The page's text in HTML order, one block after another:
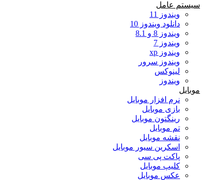
سیستم عامل
ویندوز 11
دانلود ویندوز 10
ویندوز 8 و 8.1
ویندوز 7
ویندوز xp
ویندوز سرور
لینوکس
ویندوز
موبایل
نرم افزار موبایل
بازی موبایل
رینگتون موبایل
تم موبایل
نقشه موبایل
اسکرین سیور موبایل
پاکت پی سی
کلیپ موبایل
عکس موبایل